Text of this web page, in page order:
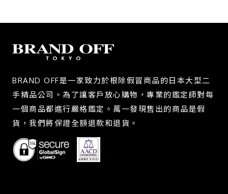
BRAND OFF是一家致力於根除假冒商品的日本大型二
手精品公司。為了讓客戶放心購物，專業的鑑定師對每
一個商品都進行嚴格鑑定。萬一發現售出的商品是假
貨，我們將保證全額退款和退貨。